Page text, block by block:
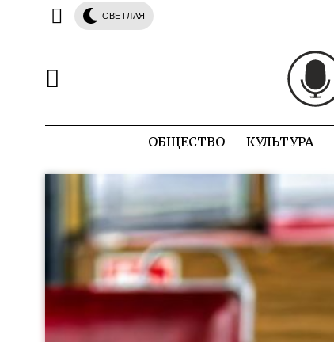
СВЕТЛАЯ
ОБЩЕСТВО КУЛЬТУРА